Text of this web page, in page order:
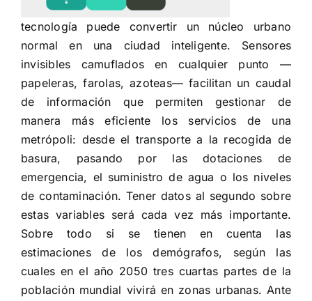
tecnología puede convertir un núcleo urbano
normal en una ciudad inteligente. Sensores
invisibles camuflados en cualquier punto —
papeleras, farolas, azoteas— facilitan un caudal
de información que permiten gestionar de
manera más eficiente los servicios de una
metrópoli: desde el transporte a la recogida de
basura, pasando por las dotaciones de
emergencia, el suministro de agua o los niveles
de contaminación. Tener datos al segundo sobre
estas variables será cada vez más importante.
Sobre todo si se tienen en cuenta las
estimaciones de los demógrafos, según las
cuales en el año 2050 tres cuartas partes de la
población mundial vivirá en zonas urbanas. Ante